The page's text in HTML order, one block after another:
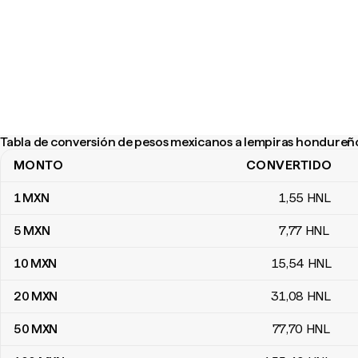
Tabla de conversión de pesos mexicanos a lempiras
Tabla de conversión de pesos mexicanos a lempiras hondureños
MONTO CONVERTIDO
1MXN 1,55 HNL
5 MXN 7,77 HNL
10 MXN 15,54 HNL
20 MXN 31,08 HNL
50 MXN 77,70 HNL